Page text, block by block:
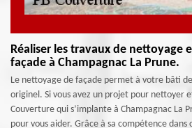
Réaliser les travaux de nettoyage
façade à Champagnac La Prune.
Le nettoyage de façade permet à votre bâti
originel. Si vous avez un projet pour nettoyer
Couverture qui s’implante à Champagnac La
pour vous aider. Grâce à sa compétence dans